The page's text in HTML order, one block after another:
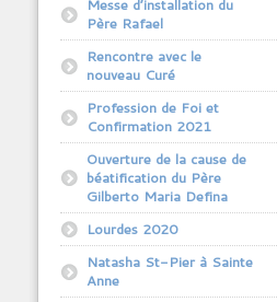
Messe d’installation du
Père Rafael
Rencontre avec le
nouveau Curé
Profession de Foi et
Confirmation 2021
Ouverture de la cause de
béatification du Père
Gilberto Maria Defina
Lourdes 2020
Natasha St-Pier à Sainte
Anne